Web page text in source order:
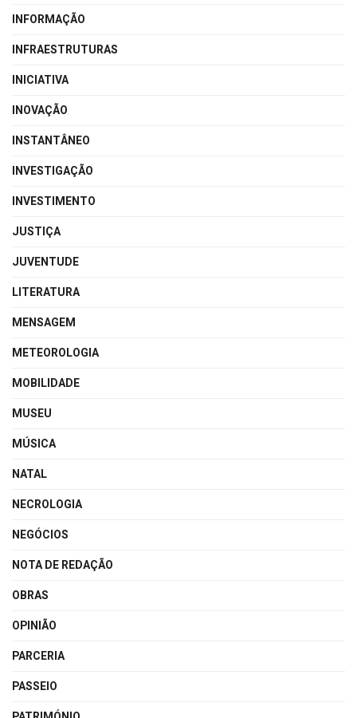
INFORMAÇÃO
INFRAESTRUTURAS
INICIATIVA
INOVAÇÃO
INSTANTÂNEO
INVESTIGAÇÃO
INVESTIMENTO
JUSTIÇA
JUVENTUDE
LITERATURA
MENSAGEM
METEOROLOGIA
MOBILIDADE
MUSEU
MÚSICA
NATAL
NECROLOGIA
NEGÓCIOS
NOTA DE REDAÇÃO
OBRAS
OPINIÃO
PARCERIA
PASSEIO